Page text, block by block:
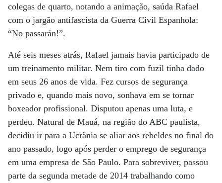
colegas de quarto, notando a animação, saúda Rafael
com o jargão antifascista da Guerra Civil Espanhola:
“No passarán!”.
Até seis meses atrás, Rafael jamais havia participado de
um treinamento militar. Nem tiro com fuzil tinha dado
em seus 26 anos de vida. Fez cursos de segurança
privado e, quando mais novo, sonhava em se tornar
boxeador profissional. Disputou apenas uma luta, e
perdeu. Natural de Mauá, na região do ABC paulista,
decidiu ir para a Ucrânia se aliar aos rebeldes no final do
ano passado, logo após perder o emprego de segurança
em uma empresa de São Paulo. Para sobreviver, passou
parte da segunda metade de 2014 trabalhando como